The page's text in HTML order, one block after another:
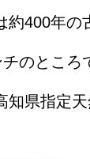
約400年の
のところ
知県指定